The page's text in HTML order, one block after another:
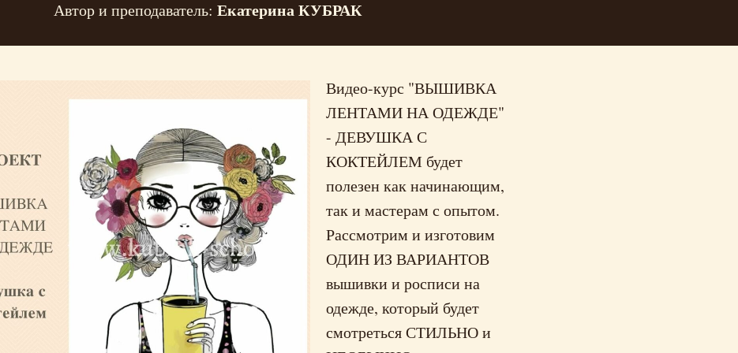
Автор и преподаватель: Екатерина КУБРАК
Видео-курс "ВЫШИВКА
ЛЕНТАМИ НА ОДЕЖДЕ"
- ДЕВУШКА С
КОКТЕЙЛЕМ будет
полезен как начинающим,
так и мастерам с опытом.
Рассмотрим и изготовим
ОДИН ИЗ ВАРИАНТОВ
вышивки и росписи на
одежде, который будет
смотреться СТИЛЬНО и